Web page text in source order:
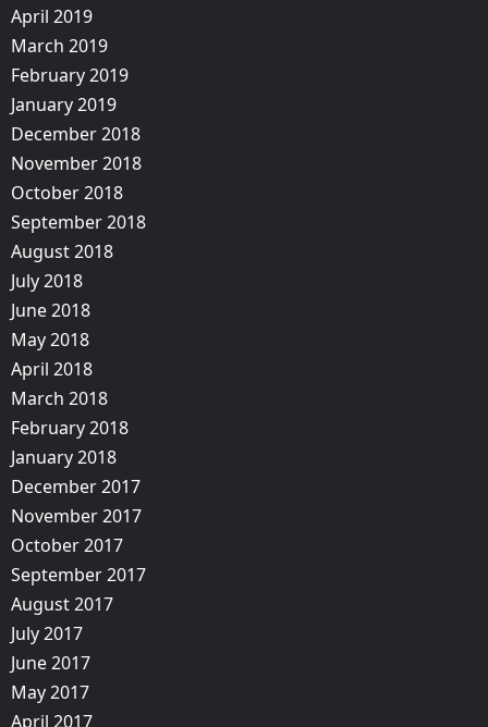
April 2019
March 2019
February 2019
January 2019
December 2018
November 2018
October 2018
September 2018
August 2018
July 2018
June 2018
May 2018
April 2018
March 2018
February 2018
January 2018
December 2017
November 2017
October 2017
September 2017
August 2017
July 2017
June 2017
May 2017
April 2017